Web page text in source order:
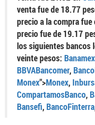
venta fue de 18.77
precio a la compra fue
precio fue de 19.17
los siguientes bancos
veinte pesos: Banamex
BBVABancomer,
Monex">Monex,
CompartamosBanco,
Bansefi, BancoFinterra